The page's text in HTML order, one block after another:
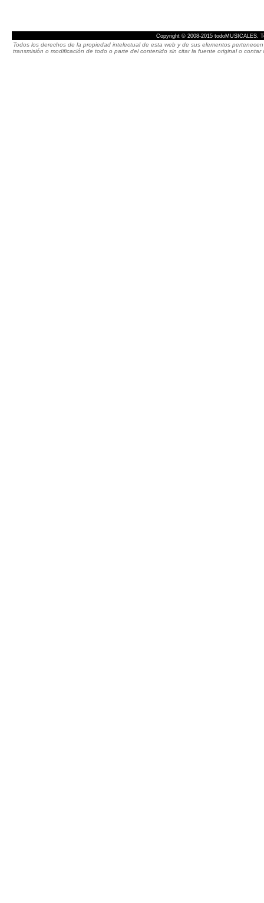
Copyright © 2008-2015 todoMUSICALES.
Todos los derechos de la propiedad intelectual de esta web y de sus elementos
transmisión o modificación de todo o parte del contenido sin citar la fuente original o